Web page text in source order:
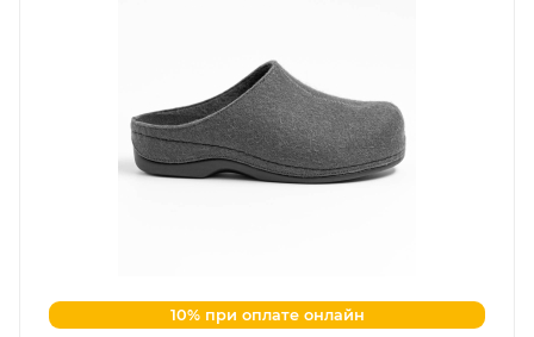
10% при оплате онлайн